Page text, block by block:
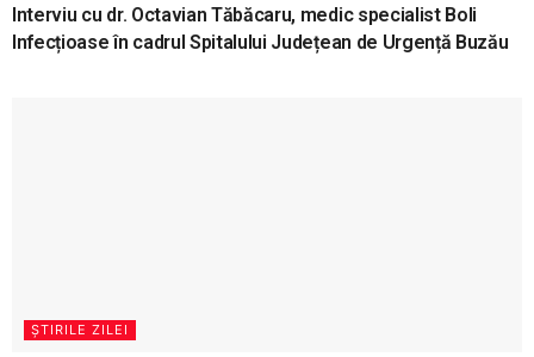
Interviu cu dr. Octavian Tăbăcaru, medic specialist Boli
Infecțioase în cadrul Spitalului Județean de Urgență Buzău
ȘTIRILE ZILEI